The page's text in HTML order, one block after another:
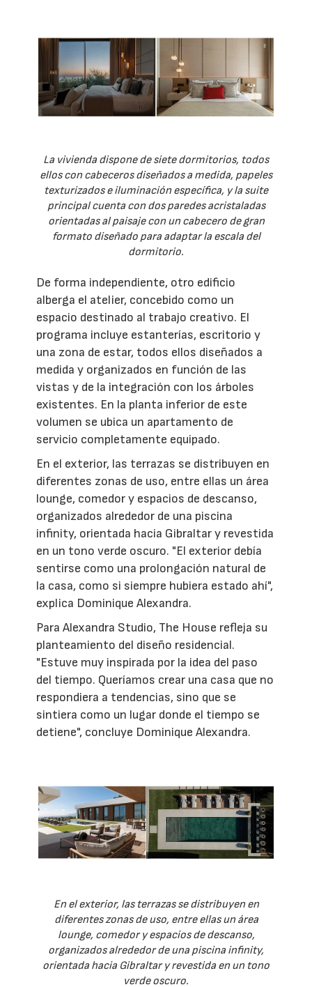
La vivienda dispone de siete dormitorios, todos
ellos con cabeceros diseñados a medida, papeles
texturizados e iluminación específica, y la suite
principal cuenta con dos paredes acristaladas
orientadas al paisaje con un cabecero de gran
formato diseñado para adaptar la escala del
dormitorio.
De forma independiente, otro edificio
alberga el atelier, concebido como un
espacio destinado al trabajo creativo. El
programa incluye estanterías, escritorio y
una zona de estar, todos ellos diseñados a
medida y organizados en función de las
vistas y de la integración con los árboles
existentes. En la planta inferior de este
volumen se ubica un apartamento de
servicio completamente equipado.
En el exterior, las terrazas se distribuyen en
diferentes zonas de uso, entre ellas un área
lounge, comedor y espacios de descanso,
organizados alrededor de una piscina
infinity, orientada hacia Gibraltar y revestida
en un tono verde oscuro. "El exterior debía
sentirse como una prolongación natural de
la casa, como si siempre hubiera estado ahí",
explica Dominique Alexandra.
Para Alexandra Studio, The House refleja su
planteamiento del diseño residencial.
"Estuve muy inspirada por la idea del paso
del tiempo. Queríamos crear una casa que no
respondiera a tendencias, sino que se
sintiera como un lugar donde el tiempo se
detiene", concluye Dominique Alexandra.
En el exterior, las terrazas se distribuyen en
diferentes zonas de uso, entre ellas un área
lounge, comedor y espacios de descanso,
organizados alrededor de una piscina infinity,
orientada hacia Gibraltar y revestida en un tono
verde oscuro.